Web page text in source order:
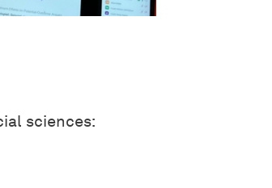
sciences: